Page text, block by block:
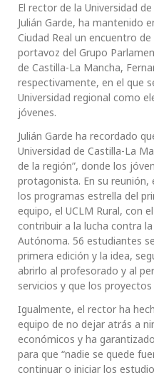
El rector de la Universidad
Julián Garde, ha mantenido
Ciudad Real un encuentro
portavoz del Grupo
de Castilla-La Mancha,
respectivamente, en el que
Universidad regional como
jóvenes.
Julián Garde ha recordado
Universidad de Castilla-La
de la región”, donde los
protagonista. En su
los programas estrella del
equipo, el UCLM Rural, con
contribuir a la lucha contra
Autónoma. 56 estudiantes
primera edición y la idea,
abrirlo al profesorado y al
servicios y que los
Igualmente, el rector ha
equipo de no dejar atrás a
económicos y ha
para que “nadie se quede
continuar o iniciar los